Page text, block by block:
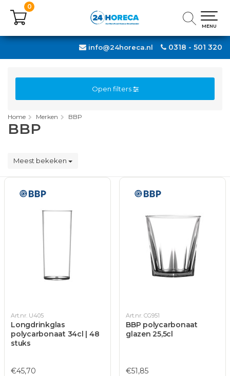
0318 - 501 320
info@24horeca.nl
0
MENU
0
MENU
Open filters
Home Merken BBP
BBP
Meest bekeken
Art.nr. U405
Longdrinkglas
polycarbonaat 34cl | 48
stuks
€45,70
Art.nr. CG951
BBP polycarbonaat
glazen 25,5cl
€51,85